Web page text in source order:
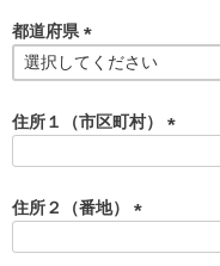
須
)
都道府県
(
必
須
)
住所１（市区町村）
)
住所２（番地）